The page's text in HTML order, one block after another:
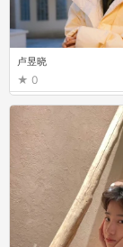
卢昱晓
0